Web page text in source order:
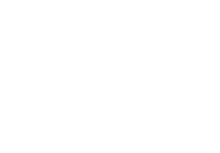
にご登録され
社の共同利用者
とをご了承くだ
はありません。
年1月12日よ
ない年数を意